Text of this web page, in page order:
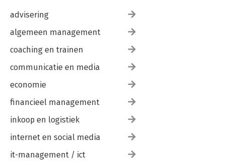
advisering
algemeen management
coaching en trainen
communicatie en media
economie
financieel management
inkoop en logistiek
internet en social media
it-management / ict